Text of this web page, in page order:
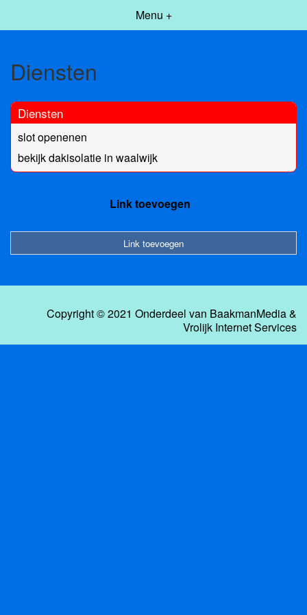
Menu +
Diensten
Diensten
slot openenen
bekijk dakisolatie in waalwijk
Link toevoegen
Link toevoegen
Copyright © 2021 Onderdeel van BaakmanMedia&
Vrolijk Internet Services